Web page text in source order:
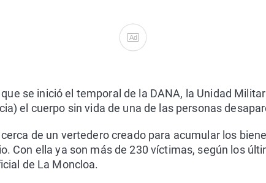
Ad
se inició el temporal de la DANA, la Unidad
el cuerpo sin vida de una de las personas
de un vertedero creado para acumular los
Con ella ya son más de 230 víctimas, según los
de La Moncloa.